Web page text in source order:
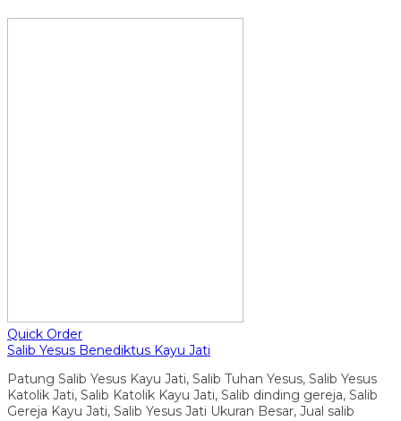
Quick Order
Salib Yesus Benediktus Kayu Jati
Patung Salib Yesus Kayu Jati, Salib Tuhan Yesus, Salib Yesus
Katolik Jati, Salib Katolik Kayu Jati, Salib dinding gereja, Salib
Gereja Kayu Jati, Salib Yesus Jati Ukuran Besar, Jual salib